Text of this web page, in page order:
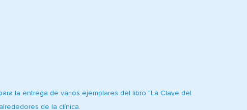
la entrega de varios ejemplares del libro "La Clave del
de la clínica.